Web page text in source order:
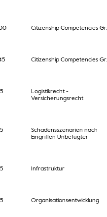
Citizenship Competencies
Citizenship Competencies
Logistikrecht -
Versicherungsrecht
Schadensszenarien nach
Eingriffen Unbefugter
Infrastruktur
Organisationsentwicklung